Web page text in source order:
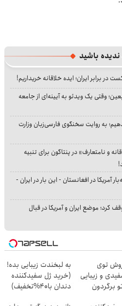
باشید
در برابر ایران؛ ایده خلاقانه خریداریم!
وقتی یک ویدئو به آیینه‌ای از جامعه
به روایت سخنگوی فارسی‌زبان وزارت
و نامتعارف» در پنتاگون برای تنبیه
آمریکا در افغانستان - این بار در ایران -
کرد؛ موضع ایران و آمریکا در قبال
توی
و زیبایی
برگردون
به لبخندت زیبایی بده!
(خرید ژل سفیدکننده
دندان با40%تخفیف)